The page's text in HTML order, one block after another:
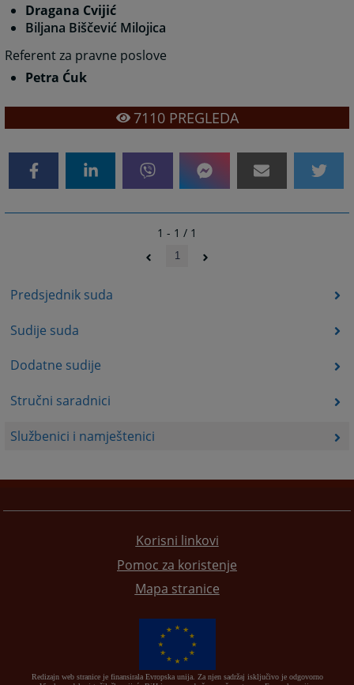
Predsjednik suda
Sudije suda
Dodatne sudije
Stručni saradnici
Službenici i namještenici
Dragana Cvijić
Biljana Biščević Milojica
Referent za pravne poslove
Petra Ćuk
7110PREGLEDA
1 - 1 / 1
1
Korisni linkovi
Pomoc za koristenje
Mapa stranice
Redizajn web stranice je finansirala Evropska unija. Za njen sadržaj isključivo je odgovorno